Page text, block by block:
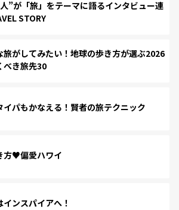
”が「旅」をテーマに語るインタビュー連
STORY
旅がしてみたい！地球の歩き方が選ぶ2026
べき旅先30
イパもかなえる！賢者の旅テクニック
方♥偏愛ハワイ
ンスパイアへ！